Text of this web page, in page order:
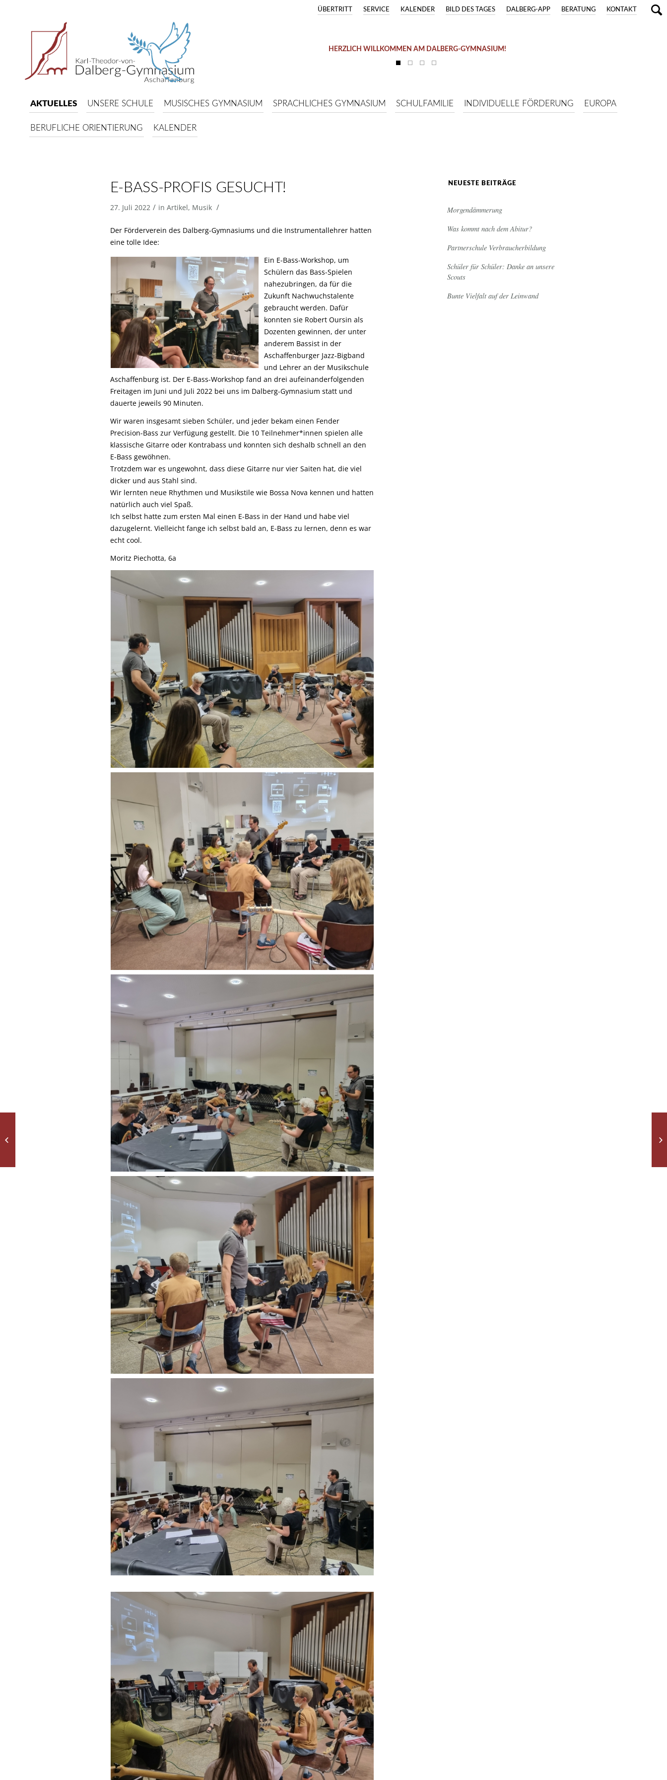
KONTAKT
BERATUNG
DALBERG-APP
BILD DES TAGES
KALENDER
SERVICE
ÜBERTRITT
HERZLICH WILLKOMMEN AM DALBERG-GYMNASIUM!
AKTUELLES UNSERE SCHULE MUSISCHES GYMNASIUM SPRACHLICHES GYMNASIUM SCHULFAMILIE INDIVIDUELLE FÖRDERUNG EUROPA
BERUFLICHE ORIENTIERUNG KALENDER
E-BASS-PROFIS GESUCHT!
27. Juli 2022 / in Artikel, Musik /
Der Förderverein des Dalberg-Gymnasiums und die Instrumentallehrer hatten
eine tolle Idee:
Ein E-Bass-Workshop, um
Schülern das Bass-Spielen
nahezubringen, da für die
Zukunft Nachwuchstalente
gebraucht werden. Dafür
konnten sie Robert Oursin als
Dozenten gewinnen, der unter
anderem Bassist in der
Aschaffenburger Jazz-Bigband
und Lehrer an der Musikschule
Aschaffenburg ist. Der E-Bass-Workshop fand an drei aufeinanderfolgenden
Freitagen im Juni und Juli 2022 bei uns im Dalberg-Gymnasium statt und
dauerte jeweils 90 Minuten.
Wir waren insgesamt sieben Schüler, und jeder bekam einen Fender
Precision-Bass zur Verfügung gestellt. Die 10 Teilnehmer*innen spielen alle
klassische Gitarre oder Kontrabass und konnten sich deshalb schnell an den
E-Bass gewöhnen.
Trotzdem war es ungewohnt, dass diese Gitarre nur vier Saiten hat, die viel
dicker und aus Stahl sind.
Wir lernten neue Rhythmen und Musikstile wie Bossa Nova kennen und hatten
natürlich auch viel Spaß.
Ich selbst hatte zum ersten Mal einen E-Bass in der Hand und habe viel
dazugelernt. Vielleicht fange ich selbst bald an, E-Bass zu lernen, denn es war
echt cool.
Moritz Piechotta, 6a
NEUESTE BEITRÄGE
Morgendämmerung
Was kommt nach dem Abitur?
Partnerschule Verbraucherbildung
Schüler für Schüler: Danke an unsere
Scouts
Bunte Vielfalt auf der Leinwand